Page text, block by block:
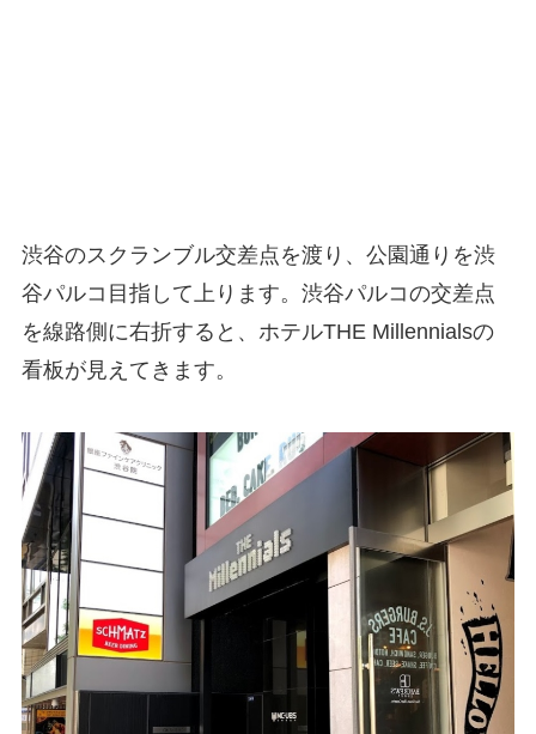
渋谷のスクランブル交差点を渡り、公園通りを渋
谷パルコ目指して上ります。渋谷パルコの交差点
を線路側に右折すると、ホテルTHE Millennialsの
看板が見えてきます。